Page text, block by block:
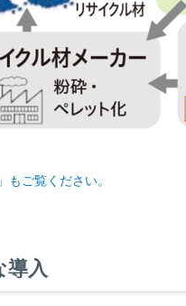
もご覧ください。
導入